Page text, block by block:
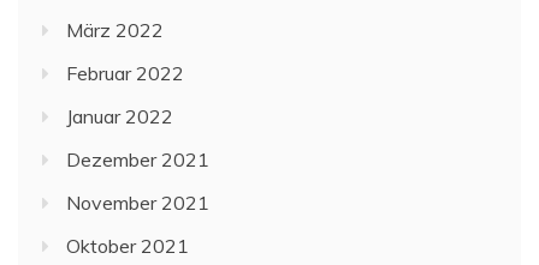
März 2022
Februar 2022
Januar 2022
Dezember 2021
November 2021
Oktober 2021